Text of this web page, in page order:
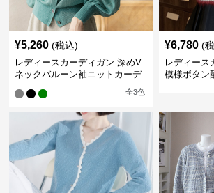
¥5,260 (税込)
レディースカーディガン 深めV
ネックバルーン袖ニットカーデ
全3色
¥6,780 (
レディース
模様ボタン